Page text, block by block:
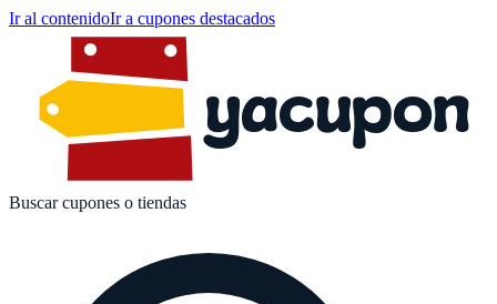
Ir al contenidoIr a cupones destacados
yacupon
Buscar cupones o tiendas